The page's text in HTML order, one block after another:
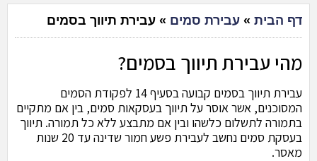
דף הבית » עבירת סמים » עבירת תיווך בסמים
מהי עבירת תיווך בסמים?
עבירת תיווך בסמים קבועה בסעיף 14 לפקודת הסמים
המסוכנים, אשר אוסר על תיווך בעסקאות סמים, בין אם מתקיים
בתמורה לתשלום כלשהו ובין אם מתבצע ללא כל תמורה. תיווך
בעסקת סמים נחשב לעבירת פשע חמור שדינה עד 20 שנות
מאסר.